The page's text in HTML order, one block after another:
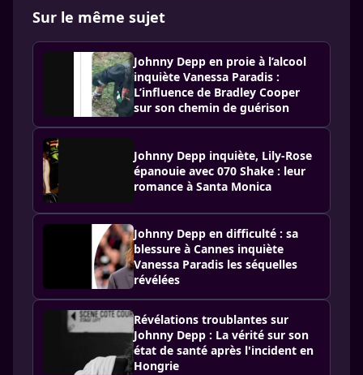
Sur le même sujet
Johnny Depp en proie à l’alcool
inquiète Vanessa Paradis :
L’influence de Bradley Cooper
sur son chemin de guérison
Johnny Depp inquiète, Lily-Rose
épanouie avec 070 Shake : leur
romance à Santa Monica
Johnny Depp en difficulté : sa
blessure à Cannes inquiète
Vanessa Paradis les séquelles
révélées
Révélations troublantes sur
Johnny Depp : La vérité sur son
état de santé après l'incident en
Hongrie